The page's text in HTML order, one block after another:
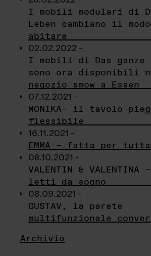
I mobili modulari di
Leben cambiano il
abitare
02.02.2022 -
I mobili di Das ganze
sono ora disponibili
negozio smow a Essen
07.12.2021 -
MONIKA– il tavolo
flessibile
16.11.2021 -
EMMA – fatta per
08.10.2021 -
VALENTIN & VALENTINA
letti da sogno
08.09.2021 -
GUSTAV, la parete
multifunzionale
Archivio